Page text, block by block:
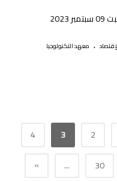
. معهد التكنولوجيا
2
3
4
30
...
»